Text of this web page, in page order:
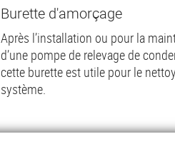
Burette d'amorçage
Après l’installation ou pour la
d’une pompe de relevage de
cette burette est utile pour le
système.